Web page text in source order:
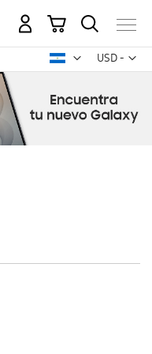
USD -
dólar
Mi carrito